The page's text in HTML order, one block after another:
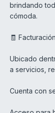
brindando
cómoda.
🧾
Ubicado
a servicios,
Cuenta con